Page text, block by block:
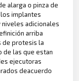
alarga o pinza de
implantes
adicionales
arriba
de protesis la
de las que estan
ejecutoras
deacuerdo